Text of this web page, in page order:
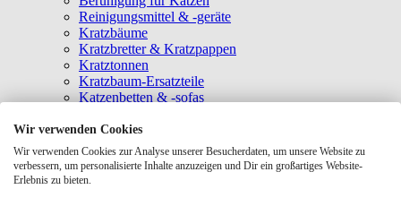
Reinigungsmittel & -geräte
Kratzbäume
Kratzbretter & Kratzpappen
Kratztonnen
Kratzbaum-Ersatzteile
Katzenbetten & -sofas
Katzenhäuser
Hängematten & Fensterliegeplätze
Katzendecken & -matten
Baldrian- & Catnipspielzeug
Wir verwenden Cookies
Wir verwenden Cookies zur Analyse unserer Besucherdaten, um unsere Website zu
verbessern, um personalisierte Inhalte anzuzeigen und Dir ein großartiges Website-
Erlebnis zu bieten.